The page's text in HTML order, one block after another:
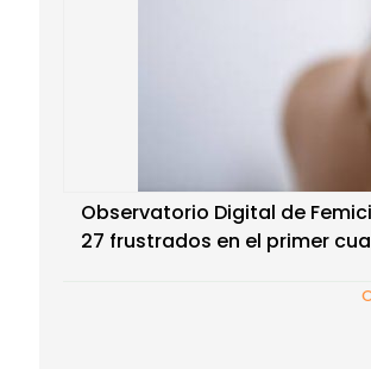
Observatorio Digital de
27 frustrados en el primer